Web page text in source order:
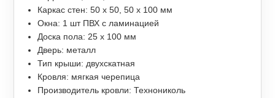
Каркас стен: 50 х 50, 50 х 100 мм
Окна: 1 шт ПВХ с ламинацией
Доска пола: 25 х 100 мм
Дверь: металл
Тип крыши: двухскатная
Кровля: мягкая черепица
Производитель кровли: Технониколь